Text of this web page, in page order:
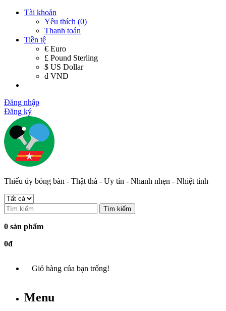
Tài khoản
Yêu thích (0)
Thanh toán
Tiền tệ
€ Euro
£ Pound Sterling
$ US Dollar
đ VND
Đăng nhập
Đăng ký
Thiếu úy bóng bàn - Thật thà - Uy tín - Nhanh nhẹn - Nhiệt tình
Tìm kiếm
0 sản phẩm
0đ
Giỏ hàng của bạn trống!
Menu